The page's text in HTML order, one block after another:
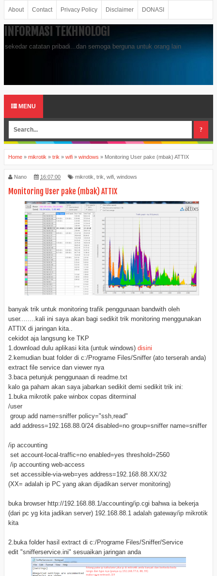
About Contact Privacy Policy Disclaimer DONASI
INFORMASI TEKHNOLOGI
sekedar catatan pribadi...dan semoga berguna untuk orang lain
MENU
Home » mikrotik » trik » wifi » windows » Monitoring User pake (mbak) ATTIX
Nano 16:07:00 mikrotik trik wifi windows
Monitoring User pake (mbak) ATTIX
banyak trik untuk monitoring trafik penggunaan bandwith oleh
user........kali ini saya akan bagi sedikit trik monitoring menggunakan
ATTIX di jaringan kita..
cekidot aja langsung ke TKP
1.download dulu aplikasi kita (untuk windows) disini
2.kemudian buat folder di c:/Programe Files/Sniffer (ato terserah anda)
extract file service dan viewer nya
3.baca petunjuk penggunaan di readme.txt
kalo ga paham akan saya jabarkan sedikit demi sedikit trik ini:
1.buka mikrotik pake winbox copas diterminal
/user
group add name=sniffer policy="ssh,read"
add address=192.168.88.0/24 disabled=no group=sniffer name=sniffer
/ip accounting
set account-local-traffic=no enabled=yes threshold=2560
/ip accounting web-access
set accessible-via-web=yes address=192.168.88.XX/32
(XX= adalah ip PC yang akan dijadikan server monitoring)
buka browser http://192.168.88.1/accounting/ip.cgi bahwa ia bekerja
(dari pc yg kita jadikan server) 192.168.88.1 adalah gateway/ip mikrotik
kita
2.buka folder hasil extract di c:/Programe Files/Sniffer/Service
edit "snifferservice.ini" sesuaikan jaringan anda